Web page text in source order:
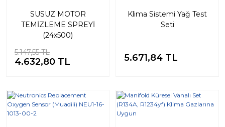
SUSUZ MOTOR
TEMİZLEME SPREYİ
(24x500)
5.147,55 TL
4.632,80 TL
Klima Sistemi Yağ Test
Seti
5.671,84 TL